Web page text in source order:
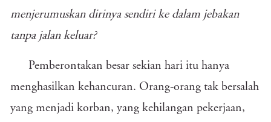
menjerumuskan dirinya sendiri ke dalam jebakan
tanpa jalan keluar?
Pemberontakan besar sekian hari itu hanya
menghasilkan kehancuran. Orang-orang tak bersalah
yang menjadi korban, yang kehilangan pekerjaan,